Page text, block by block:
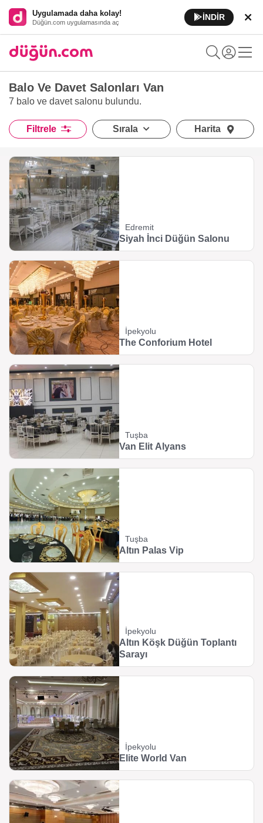
Uygulamada daha kolay!
Düğün.com uygulamasında aç
İNDİR
Balo Ve Davet Salonları Van
7 balo ve davet salonu bulundu.
Filtrele Sırala Harita
Edremit
Siyah İnci Düğün Salonu
İpekyolu
The Conforium Hotel
Tuşba
Van Elit Alyans
Tuşba
Altın Palas Vip
İpekyolu
Altın Köşk Düğün Toplantı
Sarayı
İpekyolu
Elite World Van